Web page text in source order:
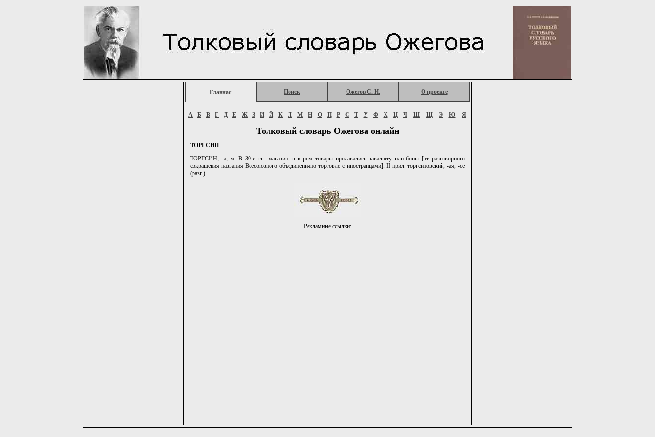
Главная Поиск Ожегов С. И. О проекте
А Б В Г Д Е Ж З И Й К Л М Н О П Р С Т У Ф Х Ц Ч Ш Щ Э Ю Я
Толковый словарь Ожегова онлайн
ТОРГСИН
ТОРГСИН, -а, м. В 30-е гг.: магазин, в к-ром товары продавались завалюту или боны [от разговорного
сокращения названия Всесоюзного объединенияпо торговле с иностранцами]. II прил. торгсиновский, -ая, -ое
(разг.).
Рекламные ссылки: